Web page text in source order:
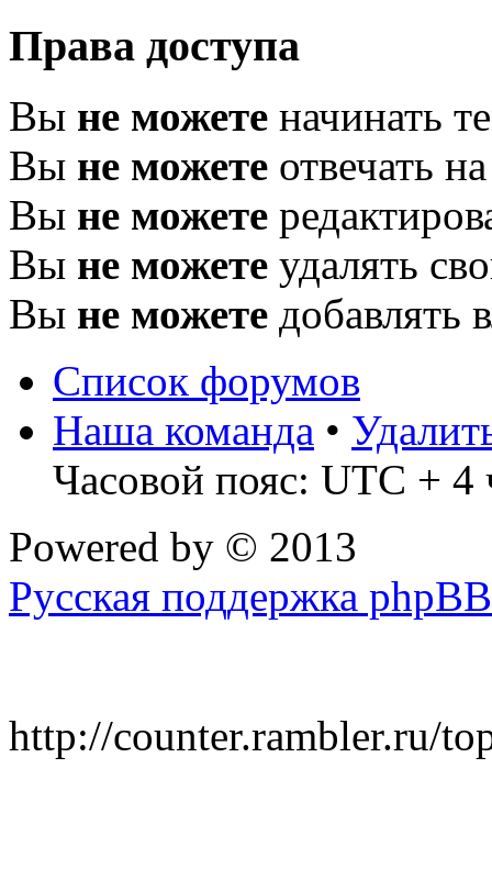
Права доступа
Вы не можете начинать
Вы не можете отвечать
Вы не можете
Вы не можете удалять
Вы не можете добавлять
Список форумов
Наша команда •
Часовой пояс: UTC + 4
Powered by © 2013
Русская поддержка phpBB
http://counter.rambler.ru/